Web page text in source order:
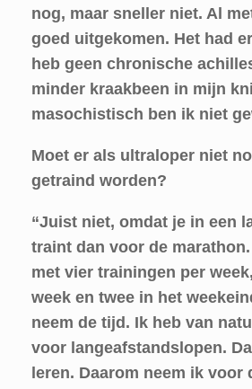
nog, maar sneller niet. Al
goed uitgekomen. Het had
heb geen chronische
minder kraakbeen in mijn
masochistisch ben ik niet
Moet er als ultraloper niet
getraind worden?
“Juist niet, omdat je in een
traint dan voor de
met vier trainingen per
week en twee in het
neem de tijd. Ik heb van
voor langeafstandslopen.
leren. Daarom neem ik voor